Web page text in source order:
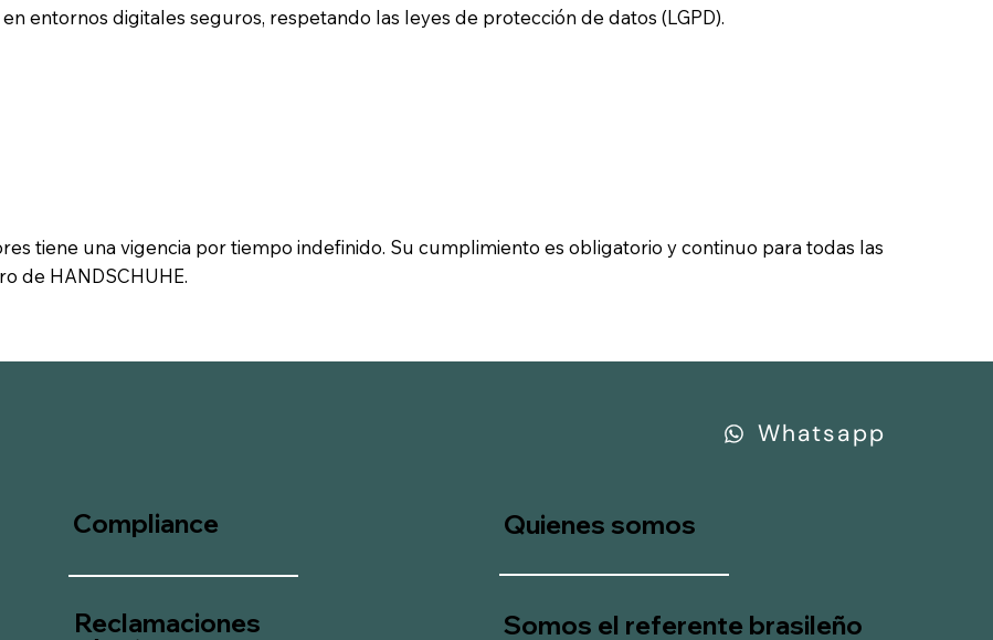
entornos digitales seguros, respetando las leyes de protección de datos (LGPD).
tiene una vigencia por tiempo indefinido. Su cumplimiento es obligatorio y continuo para todas las
de HANDSCHUHE.
Compliance
Reclamaciones
Whatsapp
Quienes somos
Somos el referente brasileño